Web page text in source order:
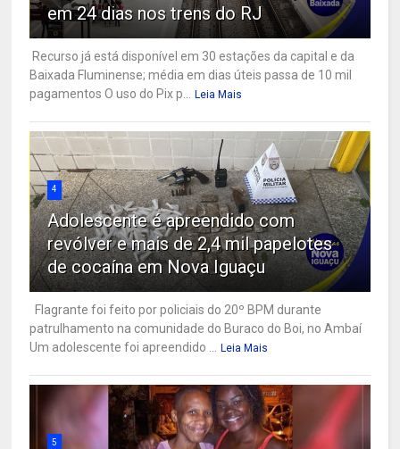
em 24 dias nos trens do RJ
Recurso já está disponível em 30 estações da capital e da
Baixada Fluminense; média em dias úteis passa de 10 mil
pagamentos O uso do Pix p... Leia Mais
4
Adolescente é apreendido com
revólver e mais de 2,4 mil papelotes
de cocaína em Nova Iguaçu
Flagrante foi feito por policiais do 20º BPM durante
patrulhamento na comunidade do Buraco do Boi, no Ambaí
Um adolescente foi apreendido ... Leia Mais
5